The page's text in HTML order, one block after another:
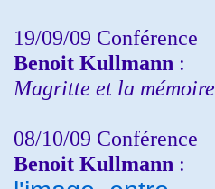
19/09/09 Conférence
Benoit Kullmann :
Magritte et la mémoire
08/10/09 Conférence
Benoit Kullmann :